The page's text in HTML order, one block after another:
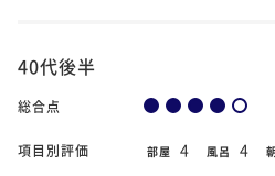
40代後半
総合点
項目別評価 部屋 4 風呂 4